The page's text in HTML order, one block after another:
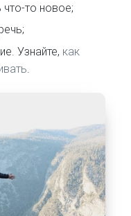
то новое;
Узнайте, как